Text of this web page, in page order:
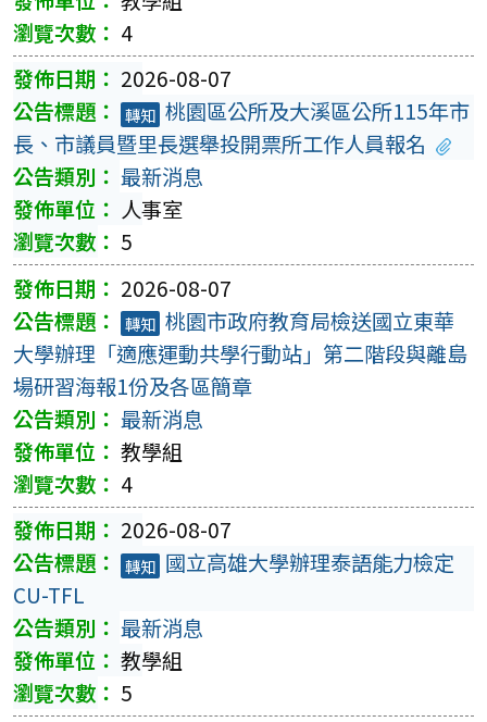
4
2026-08-07
轉知 桃園區公所及大溪區公所115年市
長、市議員暨里長選舉投開票所工作人員報名
最新消息
人事室
5
2026-08-07
轉知 桃園市政府教育局檢送國立東華
大學辦理「適應運動共學行動站」第二階段與離島
場研習海報1份及各區簡章
最新消息
教學組
4
2026-08-07
轉知 國立高雄大學辦理泰語能力檢定
CU-TFL
最新消息
教學組
5